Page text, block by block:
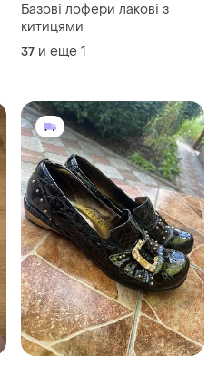
Базові лофери лакові з
китицями
37 и еще 1